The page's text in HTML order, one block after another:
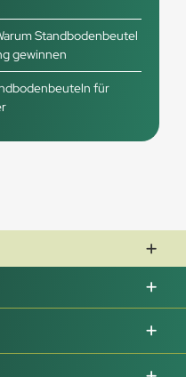
Standbodenbeutel
gewinnen
für